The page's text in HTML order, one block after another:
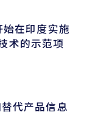
在印度实施
术的示范项
代产品信息